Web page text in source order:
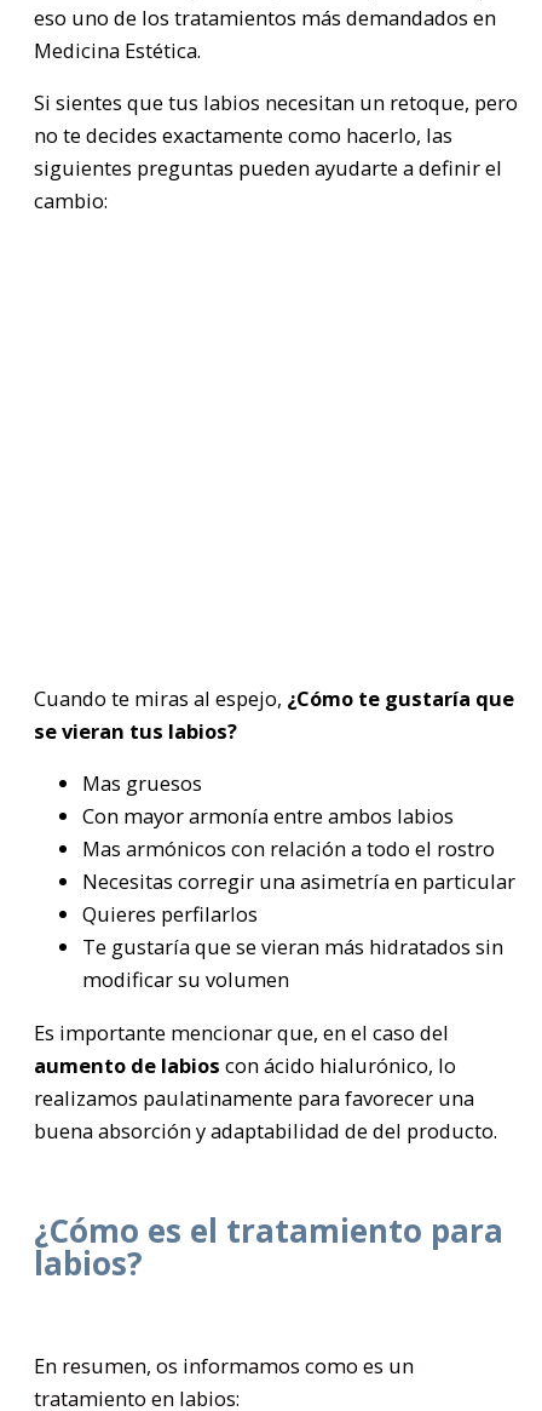
eso uno de los tratamientos más demandados en
Medicina Estética.
Si sientes que tus labios necesitan un retoque, pero
no te decides exactamente como hacerlo, las
siguientes preguntas pueden ayudarte a definir el
cambio:
Cuando te miras al espejo, ¿Cómo te gustaría que
se vieran tus labios?
Mas gruesos
Con mayor armonía entre ambos labios
Mas armónicos con relación a todo el rostro
Necesitas corregir una asimetría en particular
Quieres perfilarlos
Te gustaría que se vieran más hidratados sin
modificar su volumen
Es importante mencionar que, en el caso del
aumento de labios con ácido hialurónico, lo
realizamos paulatinamente para favorecer una
buena absorción y adaptabilidad de del producto.
¿Cómo es el tratamiento para
labios?
En resumen, os informamos como es un
tratamiento en labios: